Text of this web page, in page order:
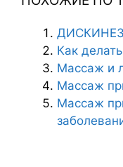
Как
Массаж и
Массаж
Массаж